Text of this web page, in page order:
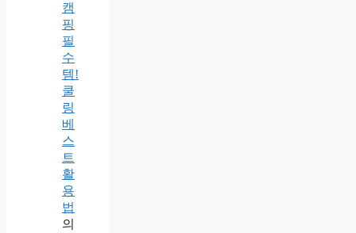
캠
핑
필
수
템!
쿨
링
베
스
트
활
용
법
의